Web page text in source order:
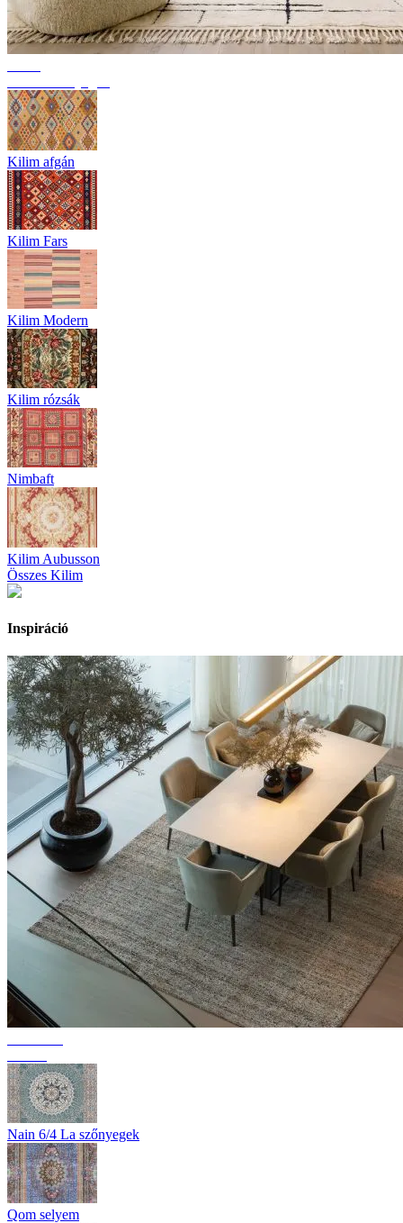
Kilim afgán
Kilim Fars
Kilim Modern
Kilim rózsák
Nimbaft
Kilim Aubusson
Összes Kilim
Inspiráció
Nain 6/4 La szőnyegek
Qom selyem